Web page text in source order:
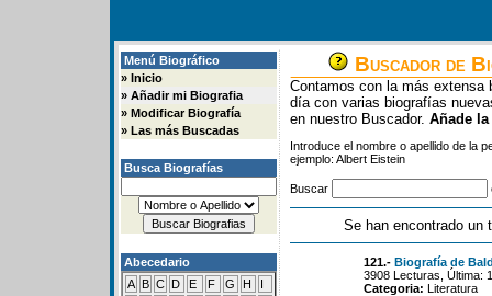
Menú Biográfico
» Inicio
» Añadir mi Biografia
» Modificar Biografía
» Las más Buscadas
Busca Biografías
Abecedario
A B C D E F G H
I
Buscador de
Contamos con la más extensa
día con varias biografías
en nuestro Buscador. Añade
Introduce el nombre o apellido de la
ejemplo: Albert Eistein
Buscar
Se han encontrado un
121.- Biografía de
3908 Lecturas, Última:
Categoria: Literatura